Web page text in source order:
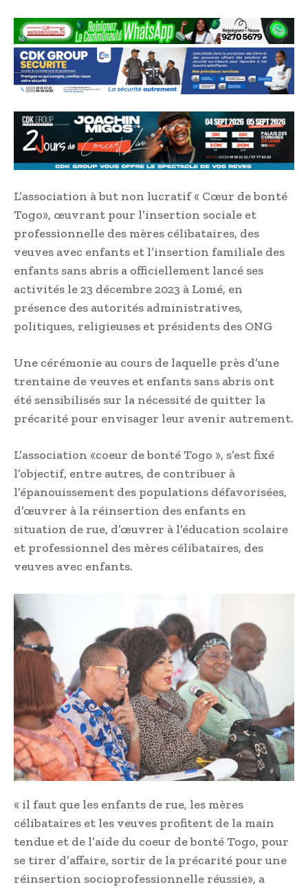
L’association à but non lucratif « Cœur de bonté
Togo», œuvrant pour l’insertion sociale et
professionnelle des mères célibataires, des
veuves avec enfants et l’insertion familiale des
enfants sans abris a officiellement lancé ses
activités le 23 décembre 2023 à Lomé, en
présence des autorités administratives,
politiques, religieuses et présidents des ONG
Une cérémonie au cours de laquelle près d’une
trentaine de veuves et enfants sans abris ont
été sensibilisés sur la nécessité de quitter la
précarité pour envisager leur avenir autrement.
L’association «coeur de bonté Togo », s’est fixé
l’objectif, entre autres, de contribuer à
l’épanouissement des populations défavorisées,
d’œuvrer à la réinsertion des enfants en
situation de rue, d’œuvrer à l’éducation scolaire
et professionnel des mères célibataires, des
veuves avec enfants.
« il faut que les enfants de rue, les mères
célibataires et les veuves profitent de la main
tendue et de l’aide du coeur de bonté Togo, pour
se tirer d’affaire, sortir de la précarité pour une
réinsertion socioprofessionnelle réussie», a